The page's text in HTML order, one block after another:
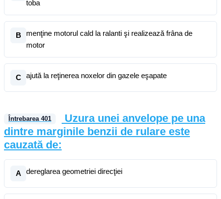
toba
B
menţine motorul cald la ralanti şi realizează frâna de
motor
C ajută la reţinerea noxelor din gazele eşapate
Întrebarea 401
Uzura unei anvelope pe una
dintre marginile benzii de rulare este
cauzată de:
A dereglarea geometriei direcţiei